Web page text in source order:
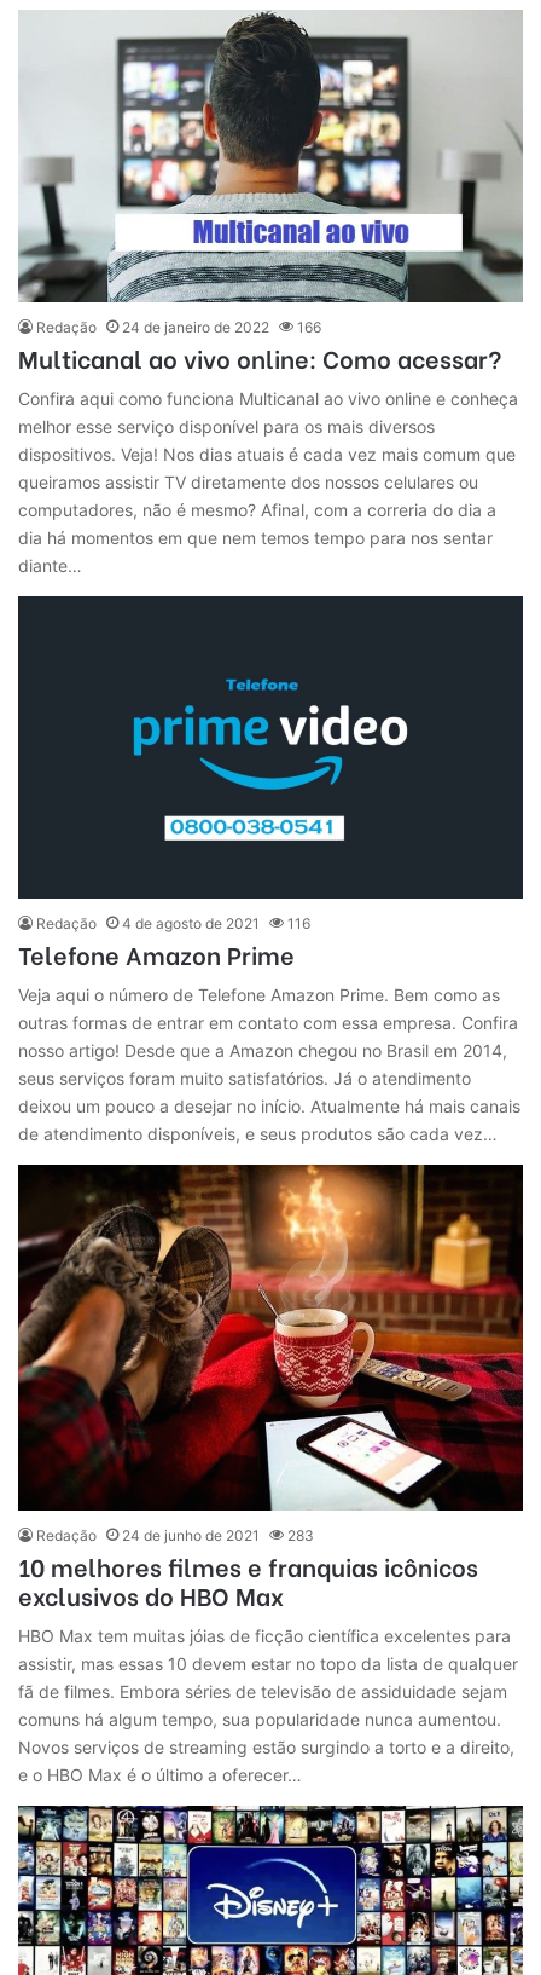
Redação 24 de janeiro de 2022 166
Multicanal ao vivo online: Como acessar?
Confira aqui como funciona Multicanal ao vivo online e conheça
melhor esse serviço disponível para os mais diversos
dispositivos. Veja! Nos dias atuais é cada vez mais comum que
queiramos assistir TV diretamente dos nossos celulares ou
computadores, não é mesmo? Afinal, com a correria do dia a
dia há momentos em que nem temos tempo para nos sentar
diante…
Redação 4 de agosto de 2021 116
Telefone Amazon Prime
Veja aqui o número de Telefone Amazon Prime. Bem como as
outras formas de entrar em contato com essa empresa. Confira
nosso artigo! Desde que a Amazon chegou no Brasil em 2014,
seus serviços foram muito satisfatórios. Já o atendimento
deixou um pouco a desejar no início. Atualmente há mais canais
de atendimento disponíveis, e seus produtos são cada vez…
Redação 24 de junho de 2021 283
10 melhores filmes e franquias icônicos
exclusivos do HBO Max
HBO Max tem muitas jóias de ficção científica excelentes para
assistir, mas essas 10 devem estar no topo da lista de qualquer
fã de filmes. Embora séries de televisão de assiduidade sejam
comuns há algum tempo, sua popularidade nunca aumentou.
Novos serviços de streaming estão surgindo a torto e a direito,
e o HBO Max é o último a oferecer…